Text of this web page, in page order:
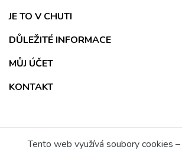
JE TO V CHUTI
DŮLEŽITÉ INFORMACE
MŮJ ÚČET
KONTAKT
Tento web využívá soubory cookies –